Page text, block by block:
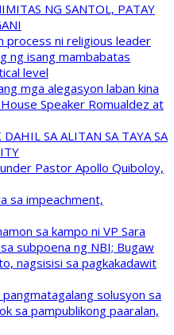
NG SANTOL, PATAY
process ni religious leader
ng isang mambabatas
level
mga alegasyon laban kina
Speaker Romualdez at
DAHIL SA ALITAN SA TAYA SA
Pastor Apollo Quiboloy,
sa impeachment,
sa kampo ni VP Sara
subpoena ng NBI; Bugaw
nagsisisi sa pagkakadawit
solusyon sa
sa pampublikong paaralan,